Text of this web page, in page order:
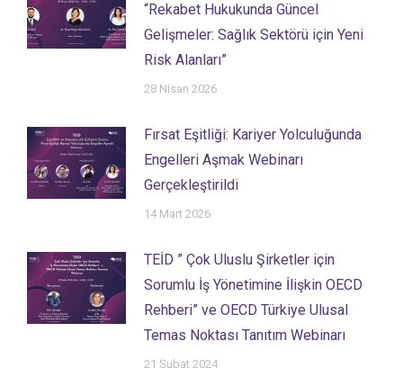
“Rekabet Hukukunda Güncel
Gelişmeler: Sağlık Sektörü için Yeni
Risk Alanları”
28 Nisan 2026
Fırsat Eşitliği: Kariyer Yolculuğunda
Engelleri Aşmak Webinarı
Gerçekleştirildi
14 Mart 2026
TEİD ” Çok Uluslu Şirketler için
Sorumlu İş Yönetimine İlişkin OECD
Rehberi” ve OECD Türkiye Ulusal
Temas Noktası Tanıtım Webinarı
21 Şubat 2024